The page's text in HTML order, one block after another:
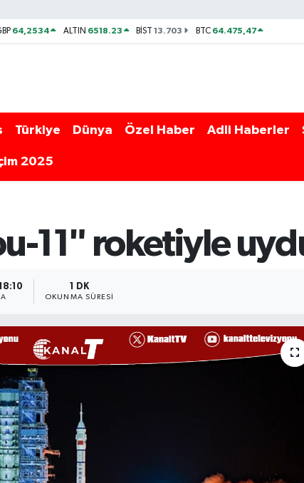
64,2534 ALTIN 6518.23 BİST13.703 BTC 64.475,47
Türkiye Dünya Özel Haber Adli Haberler
2025
11" roketiyle
1 DK
OKUNMA SÜRESI